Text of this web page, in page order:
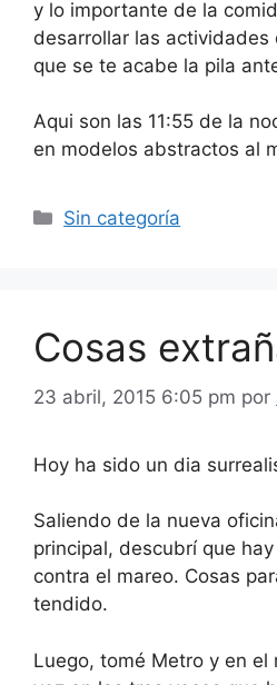
y lo importante de la
desarrollar las actividades
que se te acabe la pila
Aqui son las 11:55 de la
en modelos abstractos al
Categorías
Sin categoría
Cosas
23 abril, 2015 6:05 pm por
Hoy ha sido un dia
Saliendo de la nueva
principal, descubrí que
contra el mareo. Cosas
tendido.
Luego, tomé Metro y en el